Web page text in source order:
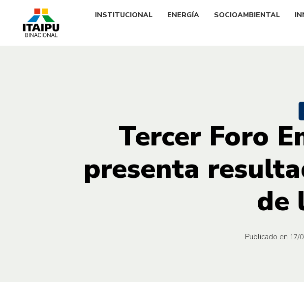
INSTITUCIONAL ENERGÍA SOCIOAMBIENTAL
Tercer Foro
presenta
de
Publicado en 17/